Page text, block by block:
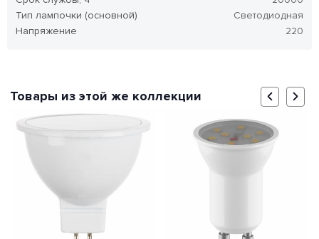
Тип лампочки (основной)
Светодиодная
Напряжение
220
Товары из этой же коллекции